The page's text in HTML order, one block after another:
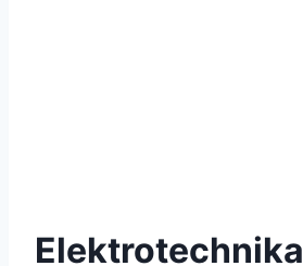
Elektrotechnika